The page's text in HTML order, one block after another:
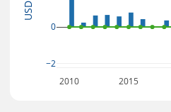
2010 2015
−2
0
USD